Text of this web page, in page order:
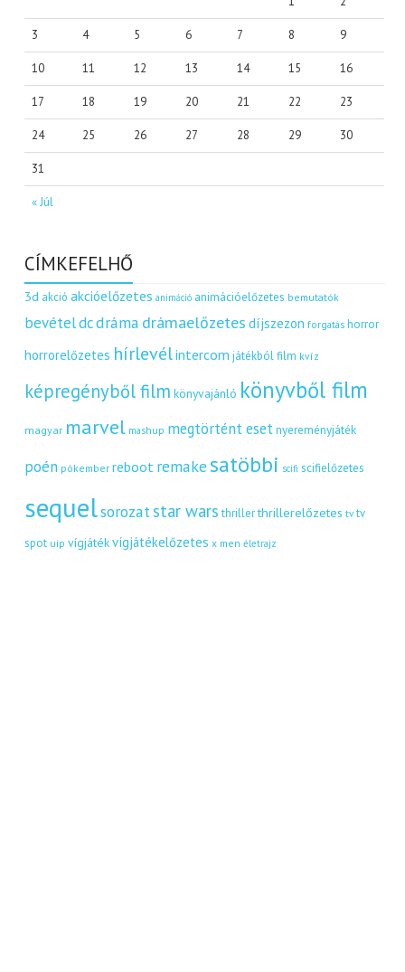
« Júl
3 4 5 6 7 8 9
10 11 12 13 14 15 16
17 18 19 20 21 22 23
24 25 26 27 28 29 30
31
CÍMKEFELHŐ
3d akció akcióelőzetes animáció animációelőzetes bemutatók
bevételdcdráma drámaelőzetes díjszezon forgatás horror
horrorelőzetes hírlevélintercom játékból film kvíz
képregényből film könyvajánló könyvből film
magyar marvel mashup megtörtént eset nyereményjáték
poén pókember reboot remakesatöbbi scifi scifielőzetes
sequelsorozatstar wars thriller thrillerelőzetes tv tv
spot uip vígjátékvígjátékelőzetes x men életrajz